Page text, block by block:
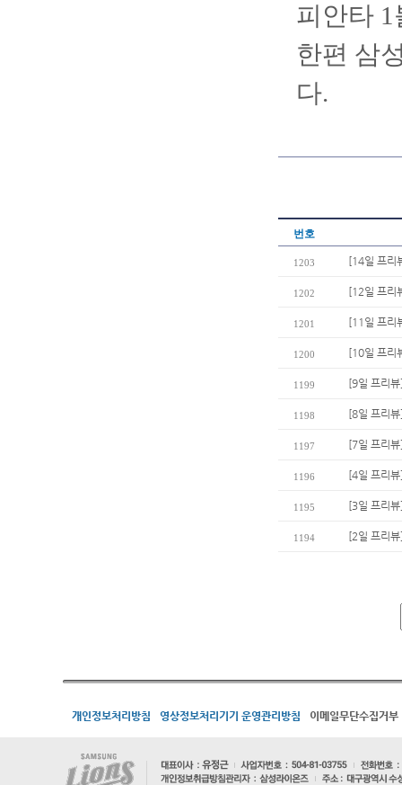
피안타
한편 삼
다.
번호
1203 [14일 프리
1202 [12일 프리
1201 [11일 프리
1200 [10일 프리
1199 [9일 프리
1198 [8일 프리
1197 [7일 프리
1196 [4일 프리
1195 [3일 프리
1194 [2일 프리
개인정보처리방침 영상정보처리기기 운영관리방침 이메일무단수집거부